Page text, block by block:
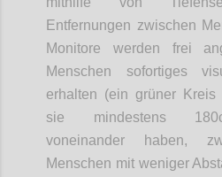
Entfernungen zwischen
Monitore werden frei
Menschen sofortiges
erhalten (ein grüner
sie mindestens
voneinander haben,
Menschen mit weniger